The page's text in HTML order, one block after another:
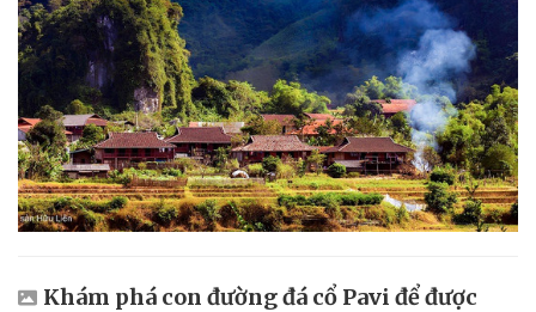
Khám phá con đường đá cổ Pavi để được